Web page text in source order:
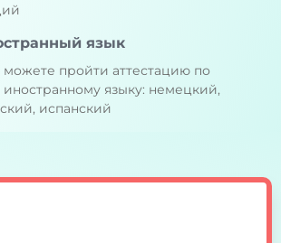
язык
пройти аттестацию по
иностранному языку: немецкий,
испанский